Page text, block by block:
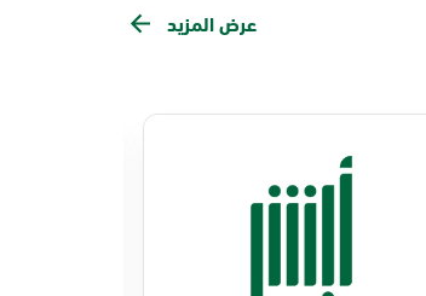
عرض المزيد